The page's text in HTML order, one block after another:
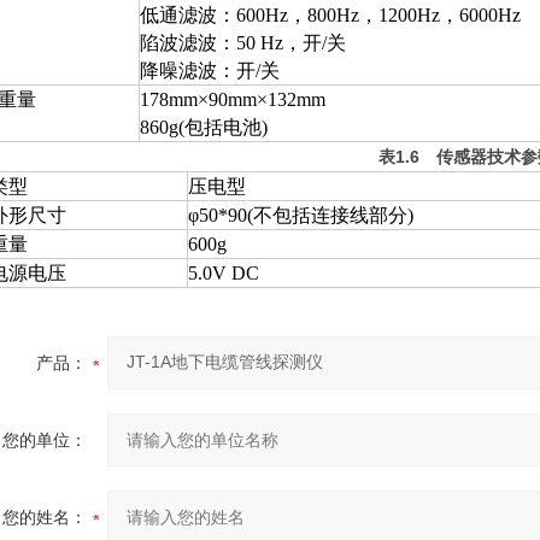
低通滤波：600Hz，800Hz，1200Hz，6000Hz
陷波滤波：50 Hz，开/关
降噪滤波：开/关
量
178mm×90mm×132mm
860g(包括电池)
表1.6传感器技术参
型
压电型
形尺寸
φ50*90(不包括连接线部分)
量
600g
源电压
5.0V DC
产品：
您的单位：
您的姓名：